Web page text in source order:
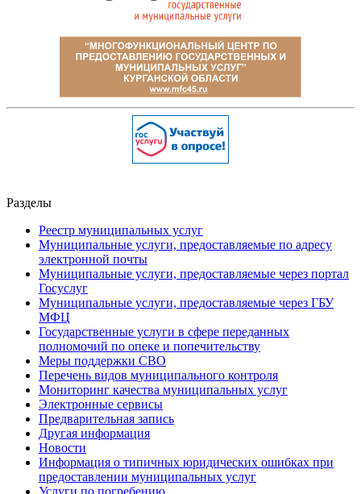
Разделы
Реестр муниципальных услуг
Муниципальные услуги, предоставляемые по адресу
электронной почты
Муниципальные услуги, предоставляемые через портал
Госуслуг
Муниципальные услуги, предоставляемые через ГБУ
МФЦ
Государственные услуги в сфере переданных
полномочий по опеке и попечительству
Меры поддержки СВО
Перечень видов муниципального контроля
Мониторинг качества муниципальных услуг
Электронные сервисы
Предварительная запись
Другая информация
Новости
Информация о типичных юридических ошибках при
предоставлении муниципальных услуг
Услуги по погребению